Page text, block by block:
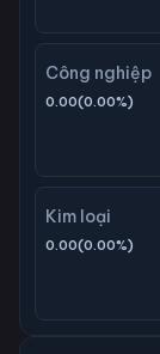
Công nghiệp
0.00(0.00%)
Kim loại
0.00(0.00%)